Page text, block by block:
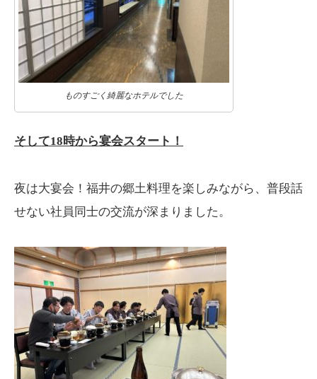
ものすごく綺麗なホテルでした
そして18時から宴会スタート！
夜は大宴会！福井の郷土料理を楽しみながら、普段話
せない社員同士の交流が深まりました。